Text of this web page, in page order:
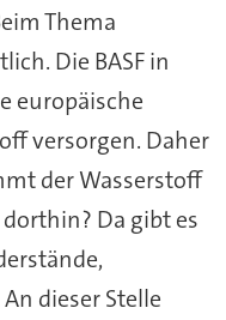
Thema
Die BASF in
europäische
versorgen. Daher
der Wasserstoff
Da gibt es
dieser Stelle